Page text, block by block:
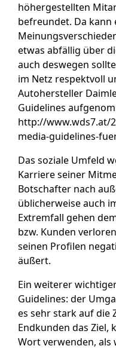
höhergestellten
befreundet. Da kann
etwas abfällig über
auch deswegen
im Netz respektvoll
Autohersteller
Guidelines
http://www.wds7.at/
media-guidelines-
Das soziale Umfeld
Karriere seiner
Botschafter nach
üblicherweise auch
Extremfall gehen
bzw. Kunden
seinen Profilen
äußert.
Ein weiterer
Guidelines: der
es sehr stark auf die
Endkunden das Ziel,
Wort verwenden, als